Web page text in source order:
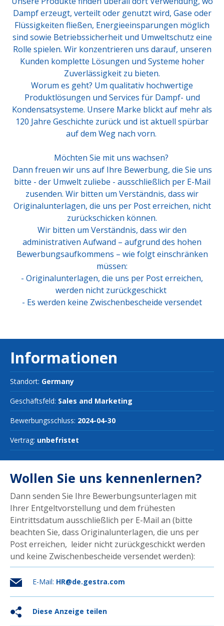
Dampf erzeugt, verteilt oder genutzt wird, Gase oder
Flüssigkeiten fließen, Energieeinsparungen möglich
sind sowie Betriebssicherheit und Umweltschutz eine
Rolle spielen. Wir konzentrieren uns darauf, unseren
Kunden komplette Lösungen und Systeme hoher
Zuverlässigkeit zu bieten.
Worum es geht? Um qualitativ hochwertige
Produktlösungen und Services für Dampf- und
Kondensatsysteme. Unsere Marke blickt auf mehr als
120 Jahre Geschichte zurück und ist aktuell spürbar
auf dem Weg nach vorn.
Möchten Sie mit uns wachsen?
Dann freuen wir uns auf Ihre Bewerbung, die Sie uns
bitte - der Umwelt zuliebe - ausschließlich per E-Mail
zusenden. Wir bitten um Verständnis, dass wir
Originalunterlagen, die uns per Post erreichen, nicht
zurückschicken können.
Wir bitten um Verständnis, dass wir den
administrativen Aufwand – aufgrund des hohen
Bewerbungsaufkommens – wie folgt einschränken
müssen:
- Originalunterlagen, die uns per Post erreichen,
werden nicht zurückgeschickt
- Es werden keine Zwischenbescheide versendet
Informationen
Standort: Germany
Geschäftsfeld: Sales and Marketing
Bewerbungsschluss: 2024-04-30
Vertrag: unbefristet
Wollen Sie uns kennenlernen?
Dann senden Sie Ihre Bewerbungsunterlagen mit
Ihrer Entgeltvorstellung und dem frühesten
Eintrittsdatum ausschließlich per E-Mail an (bitte
beachten Sie, dass Originalunterlagen, die uns per
Post erreichen, leider nicht zurückgeschickt werden
und keine Zwischenbescheide versendet werden):
E-Mail: HR@de.gestra.com
Diese Anzeige teilen